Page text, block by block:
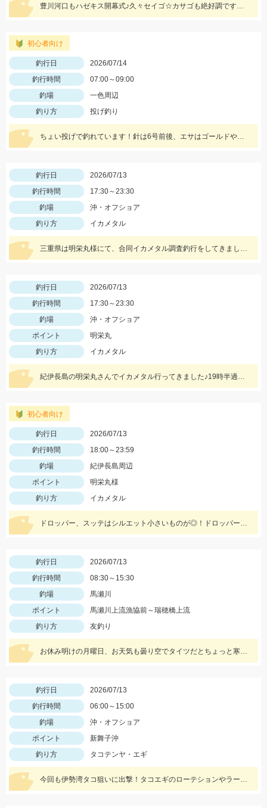
豊川河口もハゼキス開幕式♪久々セイゴ☆カサゴも絶好調ですね～
初心者向け
釣行日
2026/07/14
釣行時間
07:00～09:00
釣場
一色周辺
釣り方
投げ釣り
ちょい投げで釣れています！針は6号前後、エサはゴールドや石ゴカイがおすすめ。ハイブリッドクロス イソメタイプ釣れます！
釣行日
2026/07/13
釣行時間
17:30～23:30
釣場
沖・オフショア
釣り方
イカメタル
三重県は明栄丸様にて、合同イカメタル調査釣行をしてきました！ 使用メタルスッテは12～25号で、浅棚・遅瀬では１５号以下の軽いスッテが効果抜群！特にタングステンスッテはシルエットも小さくなるのでイカが小さい時期にオススメですよ！今回は ”TG服部15ｇ アカミドリ” で爆釣！ ドロッパーも70ｍｍ以下の小さいものや細身のものが効果的です！アタリがある棚を見つけたら集中狙いして、反応が薄くなったらカラーを変えてあげるとまた釣れるようになりました。
釣行日
2026/07/13
釣行時間
17:30～23:30
釣場
沖・オフショア
ポイント
明栄丸
釣り方
イカメタル
紀伊長島の明栄丸さんでイカメタル行ってきました♪19時半過ぎからアタリ出始め、新子サイズ中心の空中戦！！メタルは15～25号、ドロッパーは70㎜くらいの小型が反応良かったですよ♪♪
初心者向け
釣行日
2026/07/13
釣行時間
18:00～23:59
釣場
紀伊長島周辺
ポイント
明栄丸様
釣り方
イカメタル
ドロッパー、スッテはシルエット小さいものが◎！ドロッパーは～70mm、スッテは12～25号までご用意ください！カラーはシマシマや赤緑、赤白、青白などが高実績！エサ巻きスッテやケミホタルも集魚に効果的です♪
釣行日
2026/07/13
釣行時間
08:30～15:30
釣場
馬瀬川
ポイント
馬瀬川上流漁協前～瑞穂橋上流
釣り方
友釣り
お休み明けの月曜日、お天気も曇り空でタイツだとちょっと寒く感じる天候でしたが吹っ飛ぶ当たりは格別です♪
釣行日
2026/07/13
釣行時間
06:00～15:00
釣場
沖・オフショア
ポイント
新舞子沖
釣り方
タコテンヤ・エギ
今回も伊勢湾タコ狙いに出撃！タコエギのローテションやラード巻きでテクニカルな状況を攻略！